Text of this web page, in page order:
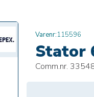
Varenr:115596
Stator
Comm.nr.